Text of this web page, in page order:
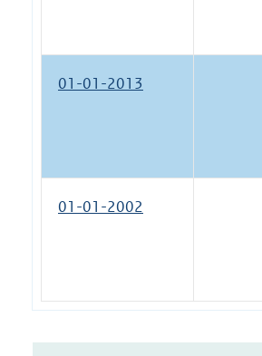
01-01-2013
01-01-2002